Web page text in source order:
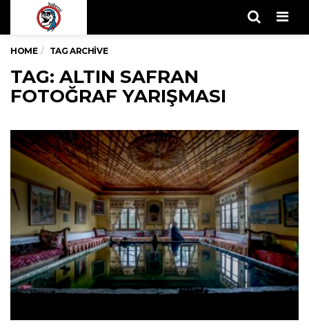
HOME TAG ARCHIVE
TAG: ALTIN SAFRAN
FOTOĞRAF YARIŞMASI